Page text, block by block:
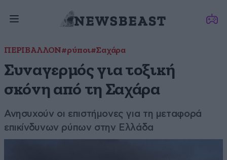
ΠΕΡΙΒΑΛΛΟΝ#ρύποι#Σαχάρα
Συναγερμός για τοξική
σκόνη από τη Σαχάρα
Ανησυχούν οι επιστήμονες για τη μεταφορά
επικίνδυνων ρύπων στην Ελλάδα